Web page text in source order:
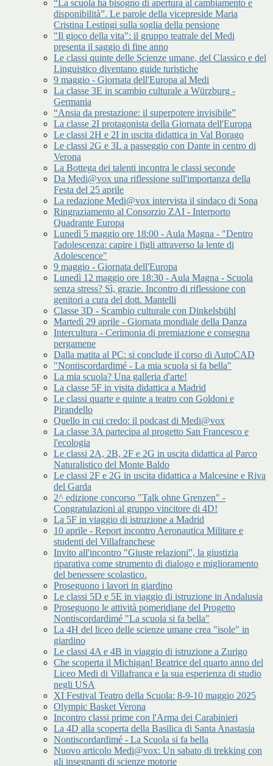
“La scuola ha bisogno di apertura al cambiamento e
disponibilità”. Le parole della vicepreside Maria
Cristina Lestingi sulla soglia della pensione
"Il gioco della vita": il gruppo teatrale del Medi
presenta il saggio di fine anno
Le classi quinte delle Scienze umane, del Classico e del
Linguistico diventano guide turistiche
9 maggio - Giornata dell'Europa al Medi
La classe 3E in scambio culturale a Würzburg -
Germania
“Ansia da prestazione: il superpotere invisibile”
La classe 2I protagonista della Giornata dell'Europa
Le classi 2H e 2I in uscita didattica in Val Borago
Le classi 2G e 3L a passeggio con Dante in centro di
Verona
La Bottega dei talenti incontra le classi seconde
Da Medi@vox una riflessione sull'importanza della
Festa del 25 aprile
La redazione Medi@vox intervista il sindaco di Sona
Ringraziamento al Consorzio ZAI - Interporto
Quadrante Europa
Lunedì 5 maggio ore 18:00 - Aula Magna - "Dentro
l'adolescenza: capire i figli attraverso la lente di
Adolescence"
9 maggio - Giornata dell'Europa
Lunedì 12 maggio ore 18:30 - Aula Magna - Scuola
senza stress? Sì, grazie. Incontro di riflessione con
genitori a cura del dott. Mantelli
Classe 3D - Scambio culturale con Dinkelsbühl
Martedì 29 aprile - Giornata mondiale della Danza
Intercultura - Cerimonia di premiazione e consegna
pergamene
Dalla matita al PC: si conclude il corso di AutoCAD
"Nontiscordardimé - La mia scuola si fa bella"
La mia scuola? Una galleria d'arte!
La classe 5F in visita didattica a Madrid
Le classi quarte e quinte a teatro con Goldoni e
Pirandello
Quello in cui credo: il podcast di Medi@vox
La classe 3A partecipa al progetto San Francesco e
l'ecologia
Le classi 2A, 2B, 2F e 2G in uscita didattica al Parco
Naturalistico del Monte Baldo
Le classi 2F e 2G in uscita didattica a Malcesine e Riva
del Garda
2^ edizione concorso "Talk ohne Grenzen" -
Congratulazioni al gruppo vincitore di 4D!
La 5F in viaggio di istruzione a Madrid
10 aprile - Report incontro Aeronautica Militare e
studenti del Villafranchese
Invito all'incontro "Giuste relazioni”, la giustizia
riparativa come strumento di dialogo e miglioramento
del benessere scolastico.
Proseguono i lavori in giardino
Le classi 5D e 5E in viaggio di istruzione in Andalusia
Proseguono le attività pomeridiane del Progetto
Nontiscordardimé "La scuola si fa bella"
La 4H del liceo delle scienze umane crea "isole" in
giardino
Le classi 4A e 4B in viaggio di istruzione a Zurigo
Che scoperta il Michigan! Beatrice del quarto anno del
Liceo Medi di Villafranca e la sua esperienza di studio
negli USA
XI Festival Teatro della Scuola: 8-9-10 maggio 2025
Olympic Basket Verona
Incontro classi prime con l'Arma dei Carabinieri
La 4D alla scoperta della Basilica di Santa Anastasia
Nontiscordardimé - La Scuola si fa bella
Nuovo articolo Medi@vox: Un sabato di trekking con
gli insegnanti di scienze motorie